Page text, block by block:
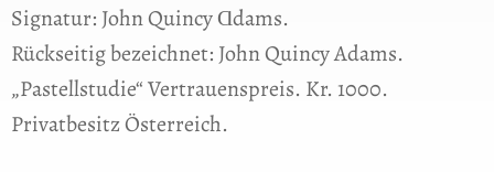
Signatur: John Quincy Ɑdams.
Rückseitig bezeichnet: John Quincy Adams.
„Pastellstudie“ Vertrauenspreis. Kr. 1000.
Privatbesitz Österreich.